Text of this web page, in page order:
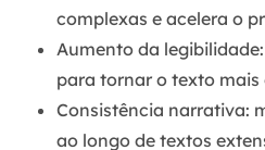
complexas e acelera o
Aumento da legibilidade
para tornar o texto mais
Consistência narrativa:
ao longo de textos